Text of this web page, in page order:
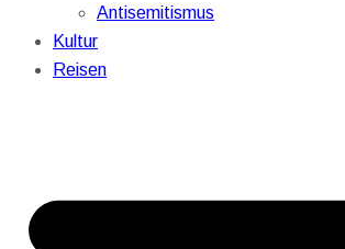
Antisemitismus
Kultur
Reisen